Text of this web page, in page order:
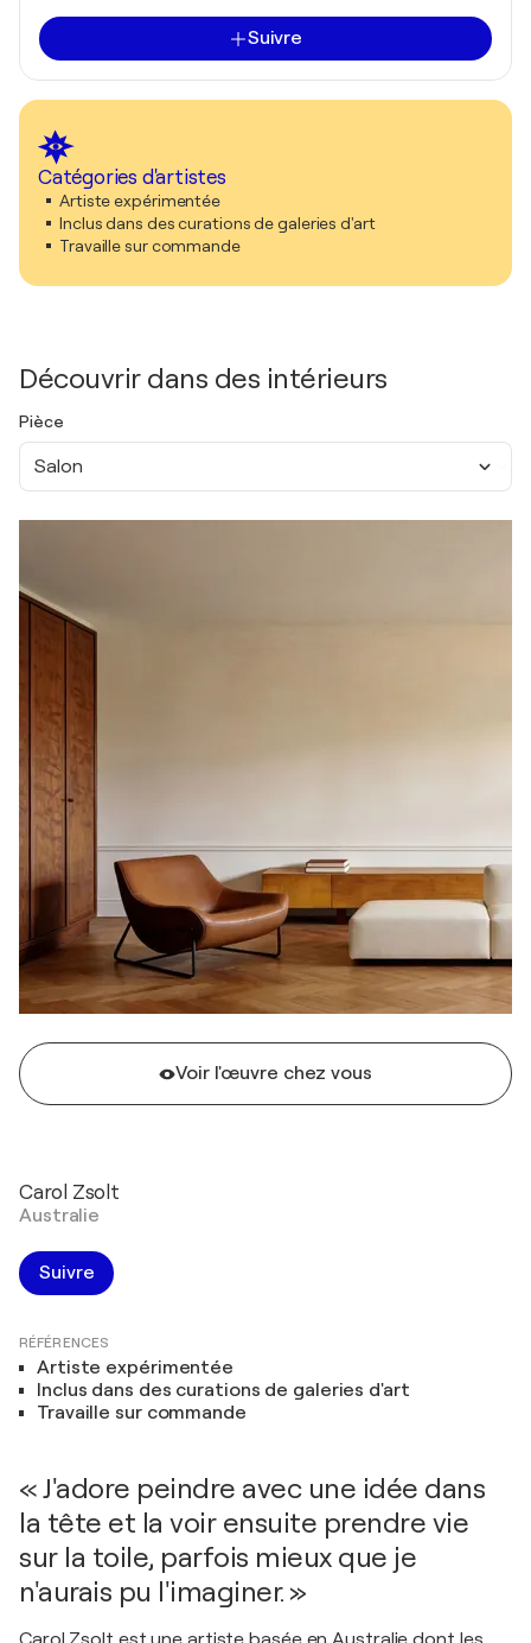
Suivre
Catégories d'artistes
Artiste expérimentée
Inclus dans des curations de galeries d'art
Travaille sur commande
Découvrir dans des intérieurs
Pièce
Salon
Voir l'œuvre chez vous
Carol Zsolt
Australie
Suivre
RÉFÉRENCES
Artiste expérimentée
Inclus dans des curations de galeries d'art
Travaille sur commande
« J'adore peindre avec une idée dans
la tête et la voir ensuite prendre vie
sur la toile, parfois mieux que je
n'aurais pu l'imaginer. »